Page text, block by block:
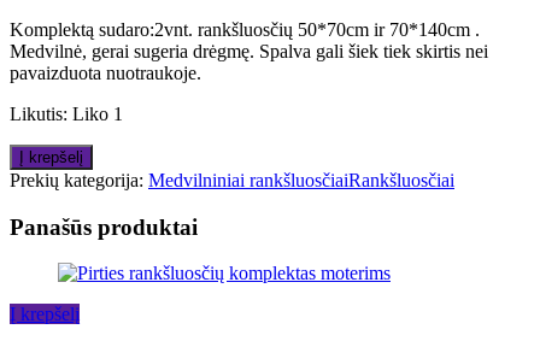
Komplektą sudaro:2vnt. rankšluosčių 50*70cm ir 70*140cm .
Medvilnė, gerai sugeria drėgmę. Spalva gali šiek tiek skirtis nei
pavaizduota nuotraukoje.
Likutis: Liko 1
Į krepšelį
Prekių kategorija: Medvilniniai rankšluosčiaiRankšluosčiai
Panašūs produktai
Į krepšelį